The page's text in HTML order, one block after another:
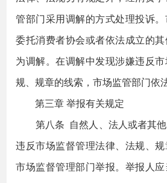
管部门采用调解的方式处理投诉
委托消费者协会或者依法成立的
为调解。在调解中发现涉嫌违反
规、规章的线索，市场监管部门依
第三章 举报有关规定
第八条 自然人、法人或者其他
违反市场监督管理法律、法规、
市场监督管理部门举报。举报人